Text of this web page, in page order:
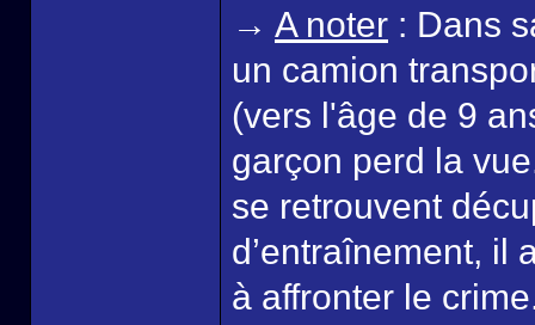
→ A noter : Dans
un camion
(vers l'âge de 9
garçon perd la
se retrouvent
d’entraînement, il
à affronter le